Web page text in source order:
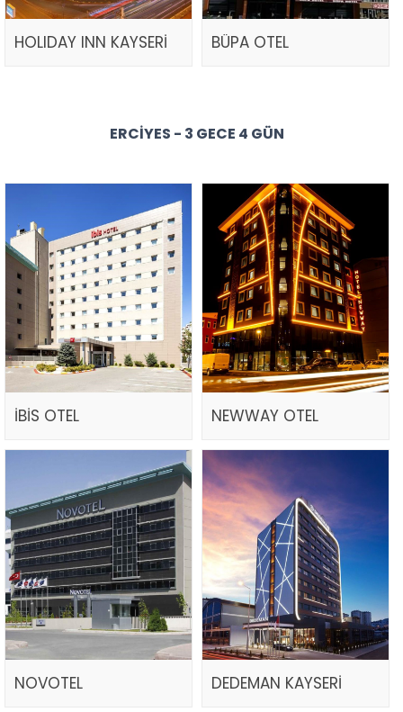
HOLIDAY INN KAYSERİ BÜPA OTEL
ERCIYES - 3 GECE 4 GÜN
İBİS OTEL NEWWAY OTEL
NOVOTEL DEDEMAN KAYSERİ